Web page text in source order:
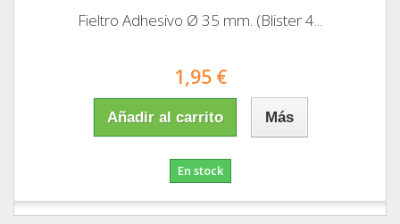
Fieltro Adhesivo Ø 35 mm. (Blister 4...
1,95 €
Añadir al carrito Más
En stock